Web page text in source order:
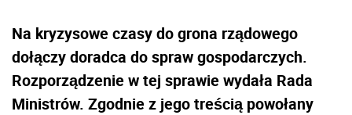
Na kryzysowe czasy do grona rządowego
dołączy doradca do spraw gospodarczych.
Rozporządzenie w tej sprawie wydała Rada
Ministrów. Zgodnie z jego treścią powołany